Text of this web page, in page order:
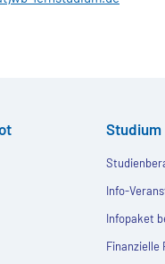
Studium
Info-
Infopaket
Finanzielle